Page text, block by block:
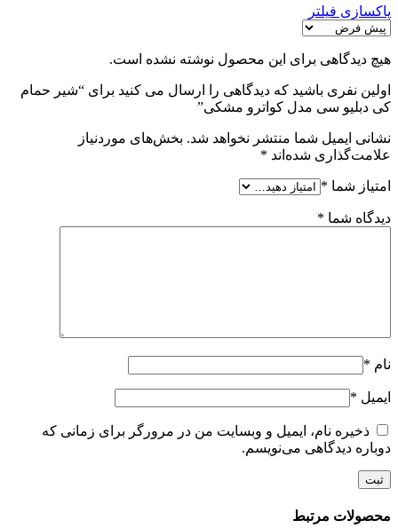
پاکسازی فیلتر
هیچ دیدگاهی برای این محصول نوشته نشده است.
اولین نفری باشید که دیدگاهی را ارسال می کنید برای “شیر حمام
کی دبلیو سی مدل کواترو مشکی”
نشانی ایمیل شما منتشر نخواهد شد. بخش‌های موردنیاز
علامت‌گذاری شده‌اند *
امتیاز شما *
دیدگاه شما *
نام *
ایمیل *
ذخیره نام، ایمیل و وبسایت من در مرورگر برای زمانی که
دوباره دیدگاهی می‌نویسم.
محصولات مرتبط